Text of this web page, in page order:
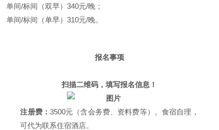
单间/标间（双早）340元/晚；
单间/标间（单早）310元/晚。
报名事项
扫描二维码，填写报名信息！
注册费：3500元（含会务费、资料费等）。食宿自理，
可代为联系住宿酒店。